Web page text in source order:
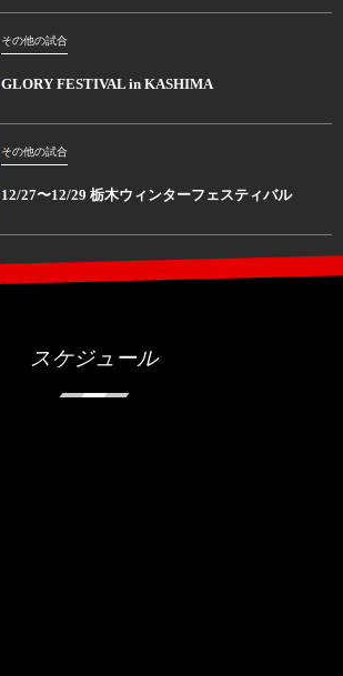
その他の試合
GLORY FESTIVAL in KASHIMA
その他の試合
12/27〜12/29 栃木ウィンターフェスティバル
スケジュール